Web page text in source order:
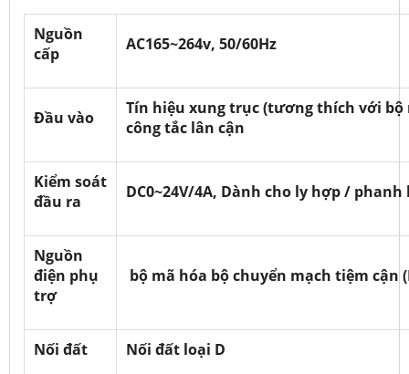
Nguồn
cấp
AC165~264v, 50/60Hz
Đầu vào
Tín hiệu xung trục (tương thích với bộ
công tắc lân cận
Kiểm soát
đầu ra
DC0~24V/4A, Dành cho ly hợp / phanh
Nguồn
điện phụ
trợ
bộ mã hóa bộ chuyển mạch tiệm cận
Nối đất Nối đất loại D